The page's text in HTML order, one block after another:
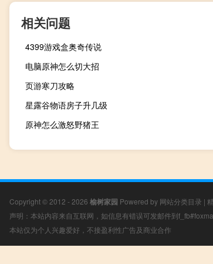
相关问题
4399游戏盒奥奇传说
电脑原神怎么切大招
页游寒刀攻略
星露谷物语房子升几级
原神怎么激怒野猪王
Copyright © 2012 - 2026 榆树家园 Powered by 网站分类目录 |
声明：本站内容来自互联网，如信息有错误可发邮件到
本站仅为个人兴趣爱好，不接盈利性广告及商业合作